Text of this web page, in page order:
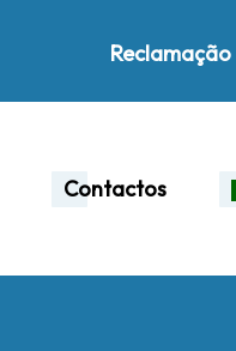
Reclamação
Contactos